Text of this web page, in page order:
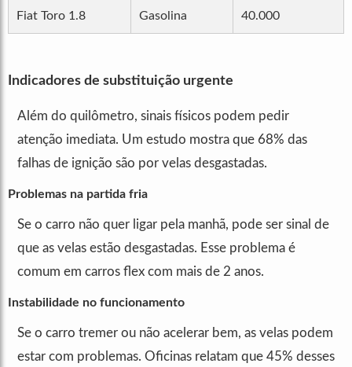
Fiat Toro 1.8 Gasolina 40.000
Indicadores de substituição urgente
Além do quilômetro, sinais físicos podem pedir
atenção imediata. Um estudo mostra que 68% das
falhas de ignição são por velas desgastadas.
Problemas na partida fria
Se o carro não quer ligar pela manhã, pode ser sinal de
que as velas estão desgastadas. Esse problema é
comum em carros flex com mais de 2 anos.
Instabilidade no funcionamento
Se o carro tremer ou não acelerar bem, as velas podem
estar com problemas. Oficinas relatam que 45% desses